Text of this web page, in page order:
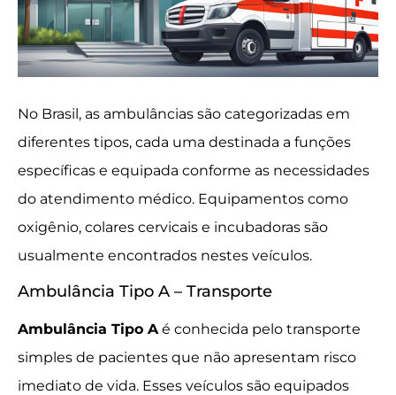
No Brasil, as ambulâncias são categorizadas em
diferentes tipos, cada uma destinada a funções
específicas e equipada conforme as necessidades
do atendimento médico. Equipamentos como
oxigênio, colares cervicais e incubadoras são
usualmente encontrados nestes veículos.
Ambulância Tipo A – Transporte
Ambulância Tipo Aé conhecida pelo transporte
simples de pacientes que não apresentam risco
imediato de vida. Esses veículos são equipados